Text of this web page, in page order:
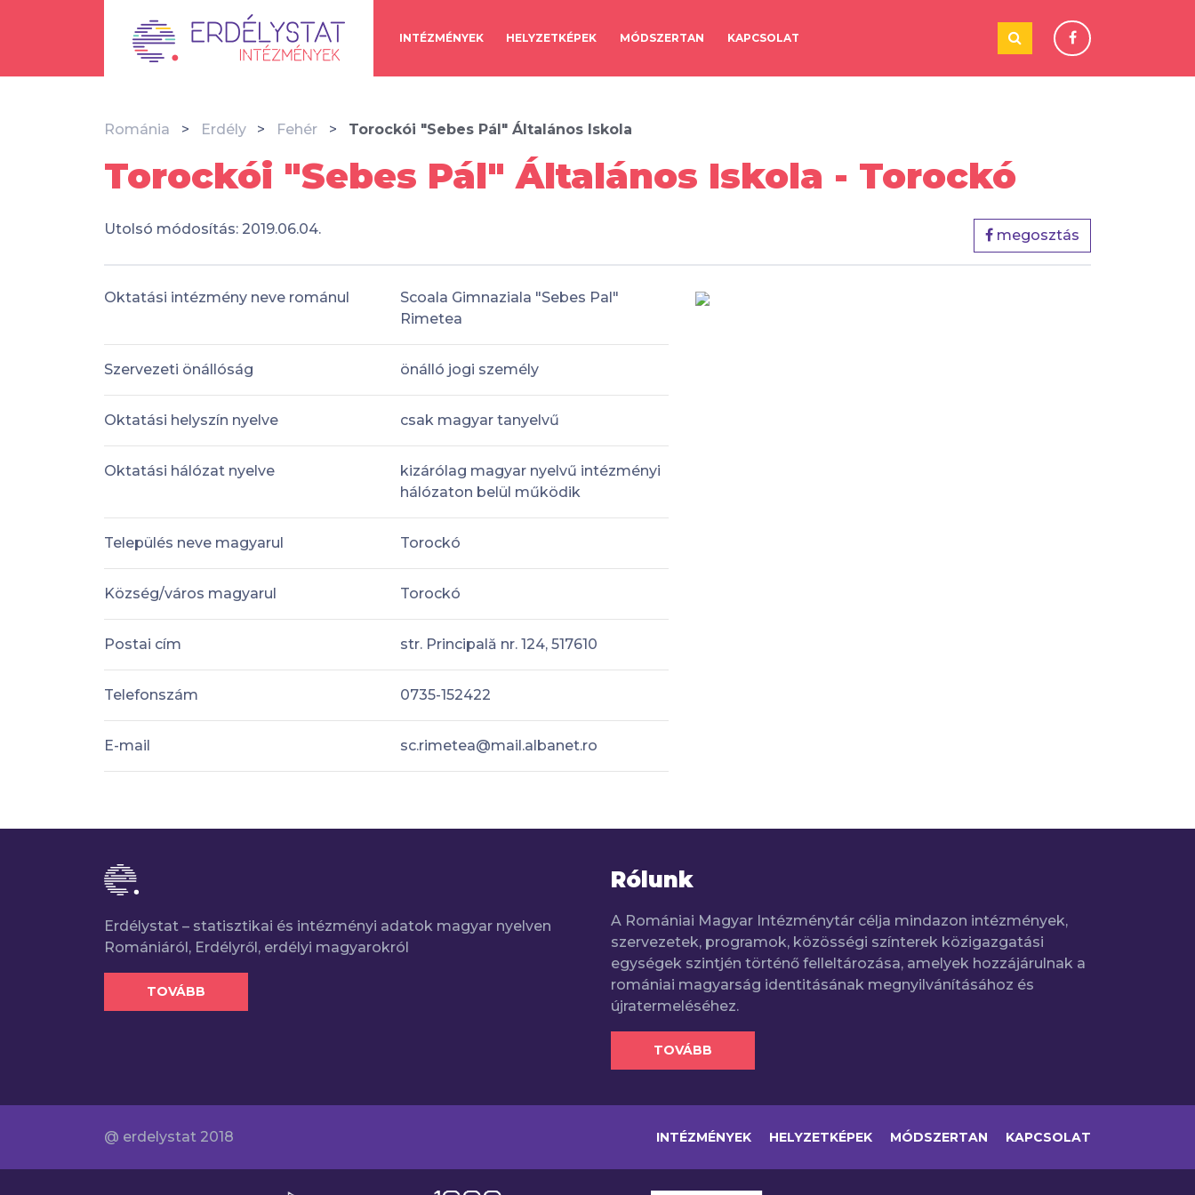
INTÉZMÉNYEK HELYZETKÉPEK MÓDSZERTAN KAPCSOLAT
Románia Erdély Fehér Torockói "Sebes Pál" Általános Iskola
Torockói "Sebes Pál" Általános Iskola - Torockó
Utolsó módosítás: 2019.06.04. megosztás
Oktatási intézmény neve románul
Scoala Gimnaziala "Sebes Pal"
Rimetea
Szervezeti önállóság önálló jogi személy
Oktatási helyszín nyelve csak magyar tanyelvű
Oktatási hálózat nyelve
kizárólag magyar nyelvű intézményi
hálózaton belül működik
Település neve magyarul Torockó
Község/város magyarul Torockó
Postai cím str. Principală nr. 124, 517610
Telefonszám 0735-152422
E-mail sc.rimetea@mail.albanet.ro
Erdélystat – statisztikai és intézményi adatok magyar nyelven
Romániáról, Erdélyről, erdélyi magyarokról
TOVÁBB
Rólunk
A Romániai Magyar Intézménytár célja mindazon intézmények,
szervezetek, programok, közösségi színterek közigazgatási
egységek szintjén történő felleltározása, amelyek hozzájárulnak a
romániai magyarság identitásának megnyilvánításához és
újratermeléséhez.
TOVÁBB
@ erdelystat 2018 INTÉZMÉNYEK HELYZETKÉPEK MÓDSZERTAN KAPCSOLAT